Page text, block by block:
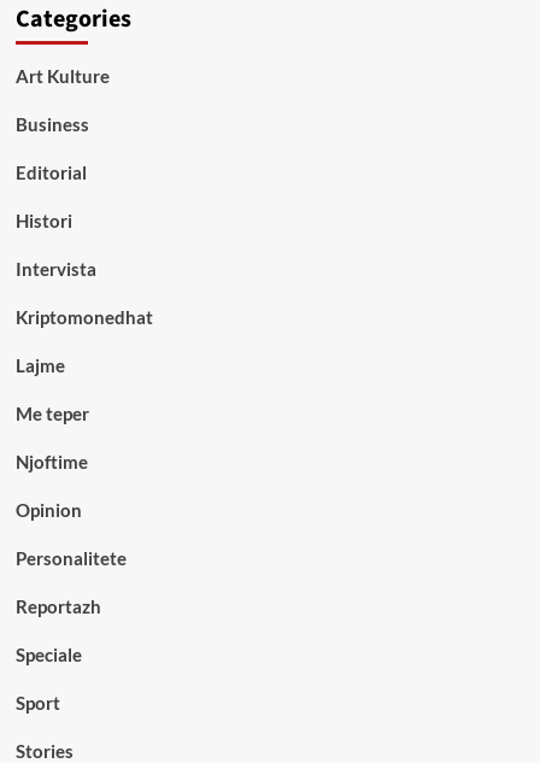
Categories
Art Kulture
Business
Editorial
Histori
Intervista
Kriptomonedhat
Lajme
Me teper
Njoftime
Opinion
Personalitete
Reportazh
Speciale
Sport
Stories